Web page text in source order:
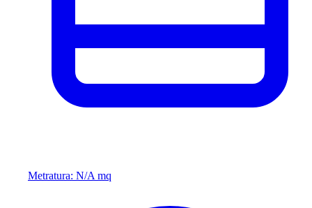
Metratura: N/A mq